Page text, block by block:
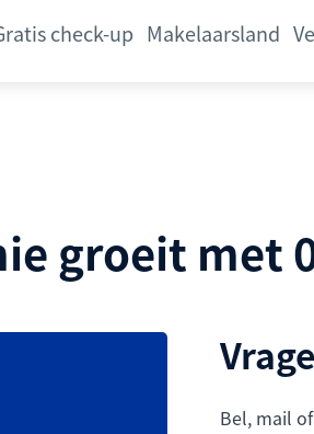
check-up Makelaarsland
groeit met
Bel, mail